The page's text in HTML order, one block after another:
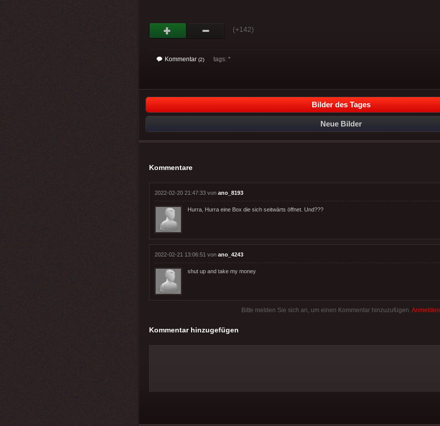
(+142)
Kommentar (2) tags: *
Bilder des Tages
Neue Bilder
Kommentare
2022-02-20 21:47:33 von ano_8193
Hurra, Hurra eine Box die sich seitwärts öffnet. Und???
2022-02-21 13:06:51 von ano_4243
shut up and take my money
Bitte melden Sie sich an, um einen Kommentar hinzuzufügen. Anmelden
Kommentar hinzugefügen